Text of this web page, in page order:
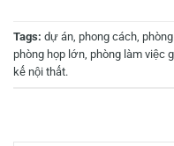
Tags: dự án phong cách
phòng họp lớn phòng làm việc
kế nội thất.